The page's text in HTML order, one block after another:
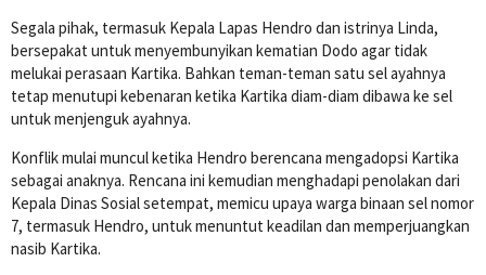
Segala pihak, termasuk Kepala Lapas Hendro dan istrinya Linda,
bersepakat untuk menyembunyikan kematian Dodo agar tidak
melukai perasaan Kartika. Bahkan teman-teman satu sel ayahnya
tetap menutupi kebenaran ketika Kartika diam-diam dibawa ke sel
untuk menjenguk ayahnya.
Konflik mulai muncul ketika Hendro berencana mengadopsi Kartika
sebagai anaknya. Rencana ini kemudian menghadapi penolakan dari
Kepala Dinas Sosial setempat, memicu upaya warga binaan sel nomor
7, termasuk Hendro, untuk menuntut keadilan dan memperjuangkan
nasib Kartika.